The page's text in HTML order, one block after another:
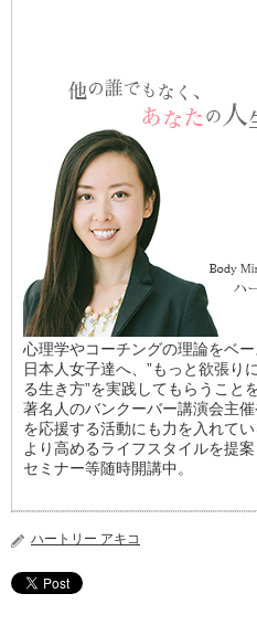
心理学やコーチングの理論をベ
日本人女子達へ、”もっと欲張り
る生き方”を実践してもらうこと
著名人のバンクーバー講演会主
を応援する活動にも力を入れて
より高めるライフスタイルを提
セミナー等随時開講中。
ハートリー アキコ